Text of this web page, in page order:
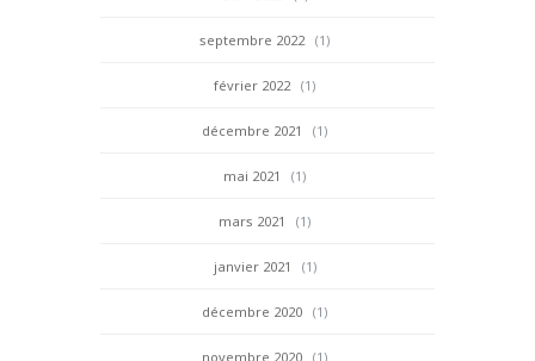
septembre 2022 (1)
février 2022 (1)
décembre 2021 (1)
mai 2021 (1)
mars 2021 (1)
janvier 2021 (1)
décembre 2020 (1)
novembre 2020 (1)